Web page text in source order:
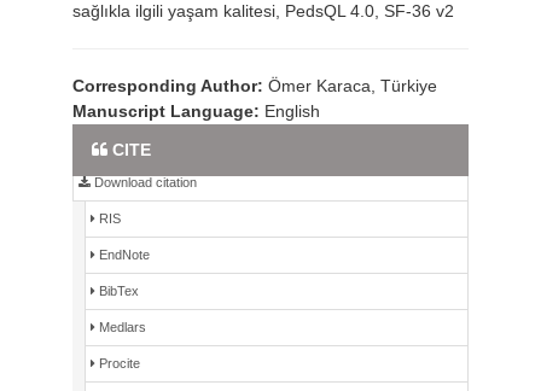
sağlıkla ilgili yaşam kalitesi, PedsQL 4.0, SF-36 v2
Corresponding Author: Ömer Karaca, Türkiye
Manuscript Language: English
CITE
Full Text PDF
Download citation
RIS
EndNote
BibTex
Medlars
Procite